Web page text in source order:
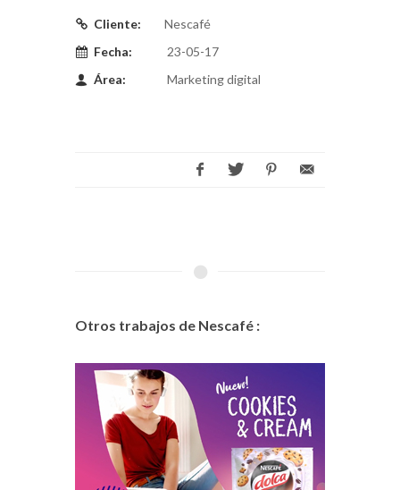
Cliente:
Nescafé
Fecha:
23-05-17
Área:
Marketing digital
Otros trabajos de Nescafé :